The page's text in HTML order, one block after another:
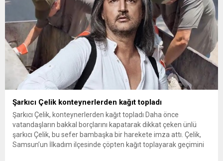
Şarkıcı Çelik konteynerlerden kağıt topladı
Şarkıcı Çelik, konteynerlerden kağıt topladı Daha önce
vatandaşların bakkal borçlarını kapatarak dikkat çeken ünlü
şarkıcı Çelik, bu sefer bambaşka bir harekete imza attı. Çelik,
Samsun’un İlkadım ilçesinde çöpten kağıt toplayarak geçimini